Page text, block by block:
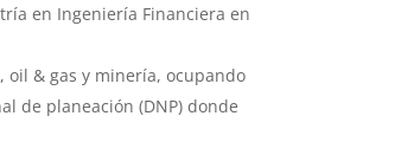
en Ingeniería Financiera en
oil & gas y minería, ocupando
de planeación (DNP) donde